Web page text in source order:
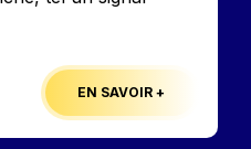
EN SAVOIR +